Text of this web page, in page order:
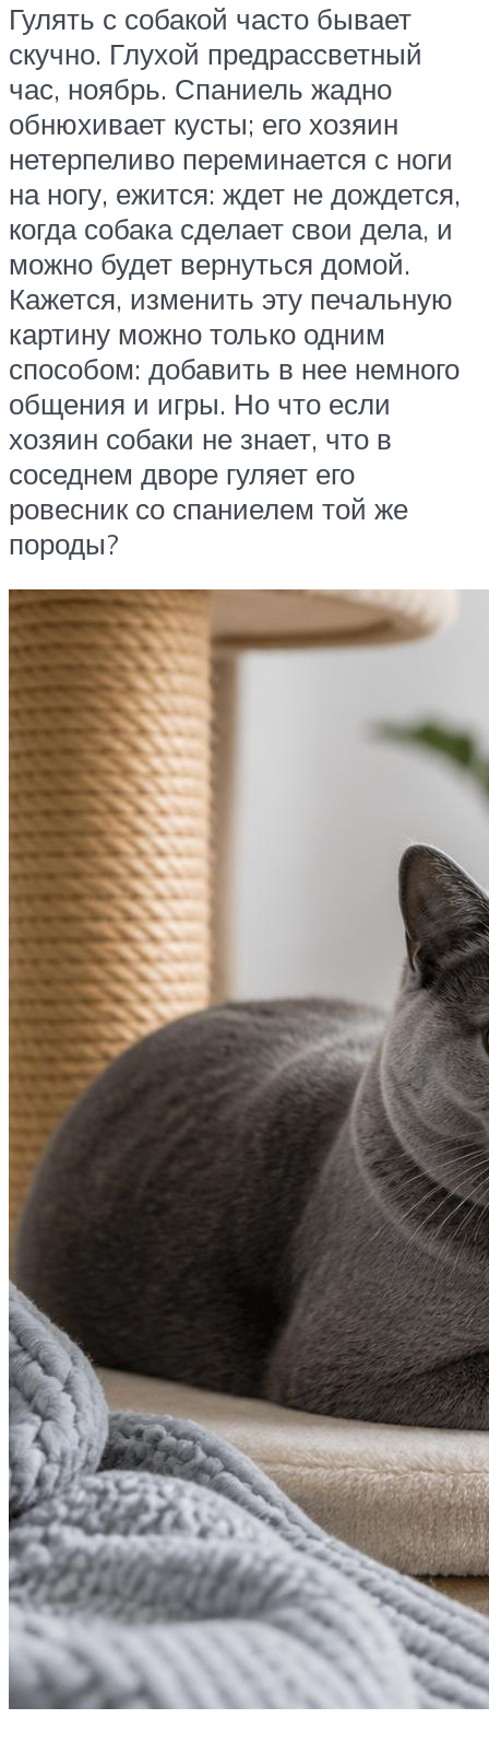
Гулять с собакой часто бывает
скучно. Глухой предрассветный
час, ноябрь. Спаниель жадно
обнюхивает кусты; его хозяин
нетерпеливо переминается с ноги
на ногу, ежится: ждет не дождется,
когда собака сделает свои дела, и
можно будет вернуться домой.
Кажется, изменить эту печальную
картину можно только одним
способом: добавить в нее немного
общения и игры. Но что если
хозяин собаки не знает, что в
соседнем дворе гуляет его
ровесник со спаниелем той же
породы?